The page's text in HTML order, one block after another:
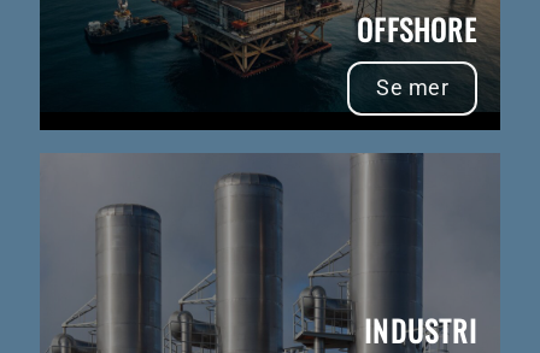
OFFSHORE
Se mer
INDUSTRI